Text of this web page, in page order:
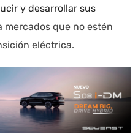
y desarrollar sus
mercados que no estén
eléctrica.